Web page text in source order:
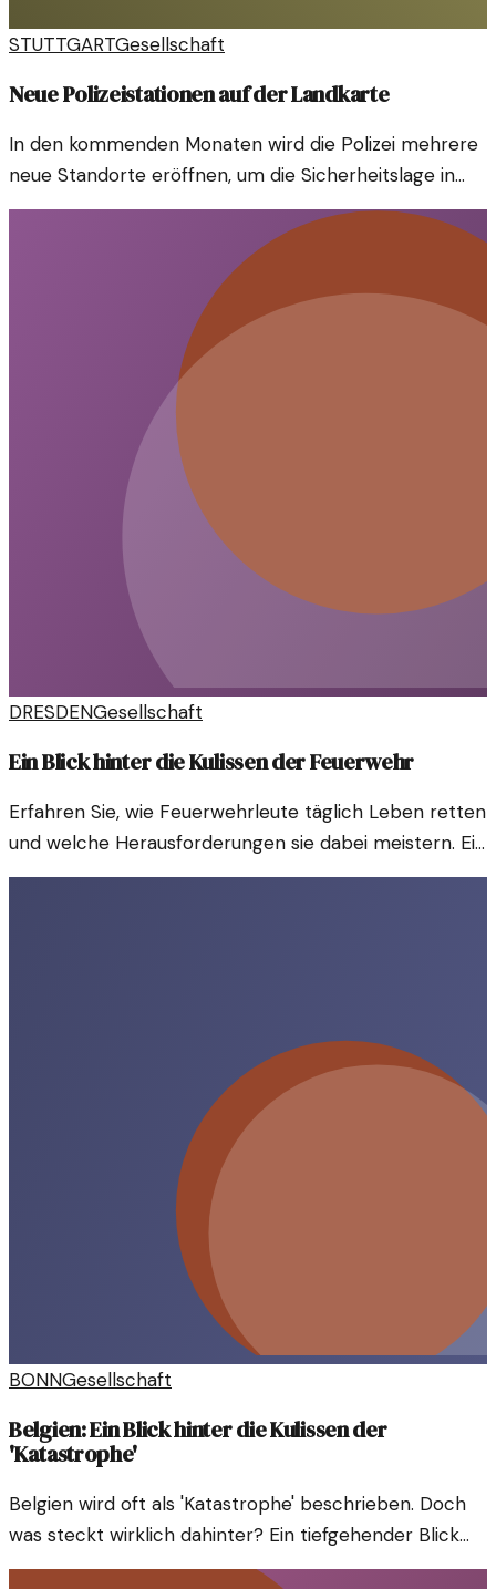
STUTTGARTGesellschaft
Neue Polizeistationen auf der Landkarte
In den kommenden Monaten wird die Polizei mehrere
neue Standorte eröffnen, um die Sicherheitslage in
verschiedenen Regionen zu verbessern. Diese
Maßnahmen sind Teil einer erweiterten Strategie zur
Bekämpfung von Kriminalität und zur Stärkung des
Gemeinschaftsgefühls.
DRESDENGesellschaft
Ein Blick hinter die Kulissen der Feuerwehr
Erfahren Sie, wie Feuerwehrleute täglich Leben retten
und welche Herausforderungen sie dabei meistern. Ein
faszinierender Einblick in ihren Alltag.
BONNGesellschaft
Belgien: Ein Blick hinter die Kulissen der
'Katastrophe'
Belgien wird oft als 'Katastrophe' beschrieben. Doch
was steckt wirklich dahinter? Ein tiefgehender Blick
auf die Herausforderungen des Landes.